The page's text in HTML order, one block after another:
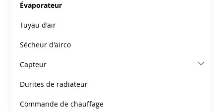
Évaporateur
Tuyau d'air
Sécheur d'airco
Capteur
Durites de radiateur
Commande de chauffage